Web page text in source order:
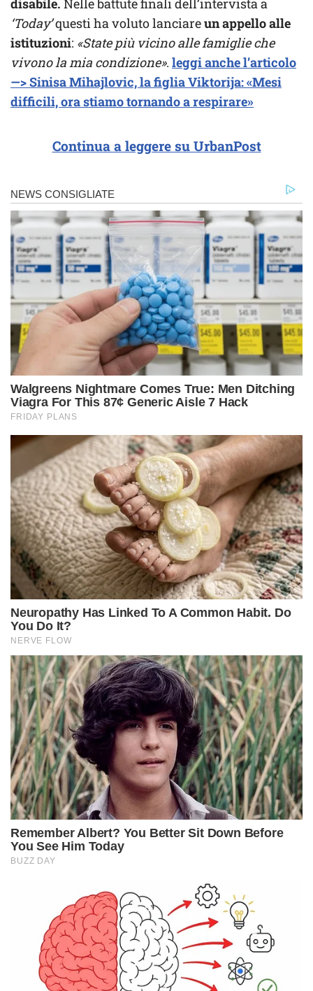
disabile. Nelle battute finali dell’intervista a
‘Today’questi ha voluto lanciareun appello alle
istituzioni: «State più vicino alle famiglie che
vivono la mia condizione». leggi anche l’articolo
—> Sinisa Mihajlovic, la figlia Viktorija: «Mesi
difficili, ora stiamo tornando a respirare»
Continua a leggere su UrbanPost